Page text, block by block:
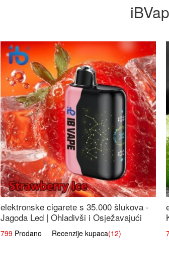
elektronske cigarete s 35.000 šlukova -
Jagoda Led | Ohladivši i Osježavajući
Okus
799Prodano Recenzije kupaca(12)